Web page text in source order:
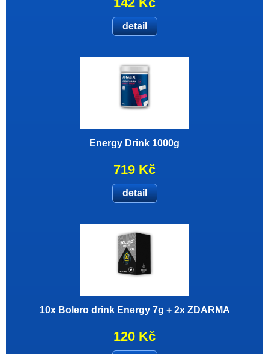
detail
Energy Drink 1000g
719 Kč
detail
10x Bolero drink Energy 7g + 2x ZDARMA
120 Kč